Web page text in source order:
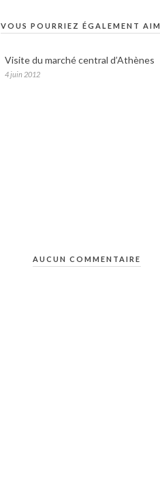
VOUS POURRIEZ ÉGALEMENT
Visite du marché central d’Athènes
4 juin 2012
AUCUN COMMENTAIRE